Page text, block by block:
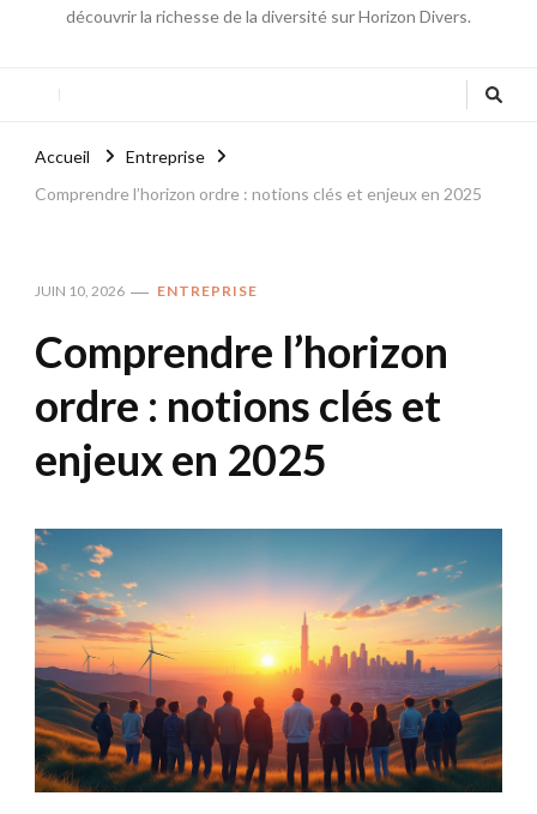
découvrir la richesse de la diversité sur Horizon Divers.
Accueil
Entreprise
Comprendre l’horizon ordre : notions clés et enjeux en 2025
JUIN 10, 2026 ENTREPRISE
Comprendre l’horizon
ordre : notions clés et
enjeux en 2025